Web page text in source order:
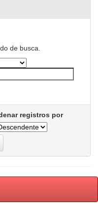
de busca.
registros por